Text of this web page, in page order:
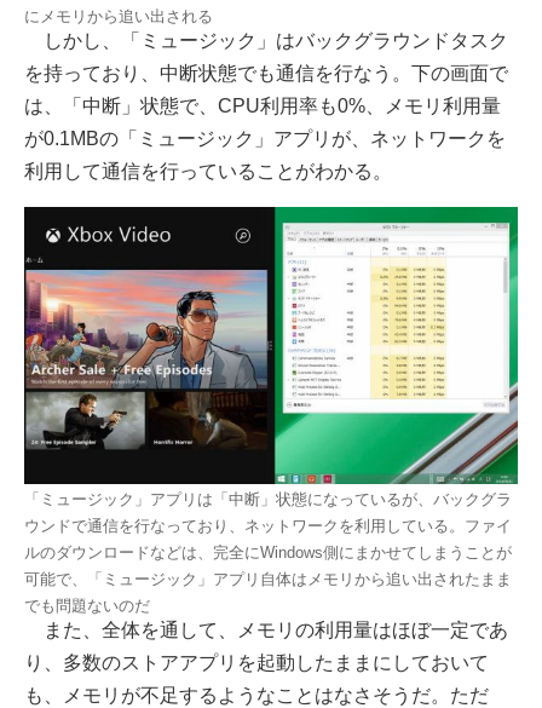
にメモリから追い出される
しかし、「ミュージック」はバックグラウンドタスク
を持っており、中断状態でも通信を行なう。下の画面で
は、「中断」状態で、CPU利用率も0%、メモリ利用量
が0.1MBの「ミュージック」アプリが、ネットワークを
利用して通信を行っていることがわかる。
「ミュージック」アプリは「中断」状態になっているが、バックグラ
ウンドで通信を行なっており、ネットワークを利用している。ファイ
ルのダウンロードなどは、完全にWindows側にまかせてしまうことが
可能で、「ミュージック」アプリ自体はメモリから追い出されたまま
でも問題ないのだ
また、全体を通して、メモリの利用量はほぼ一定であ
り、多数のストアアプリを起動したままにしておいて
も、メモリが不足するようなことはなさそうだ。ただ